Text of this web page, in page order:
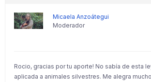
Micaela Anzoátegui
Moderador
Rocio, gracias por tu aporte! No sabía de esta
aplicada a animales silvestres. Me alegra